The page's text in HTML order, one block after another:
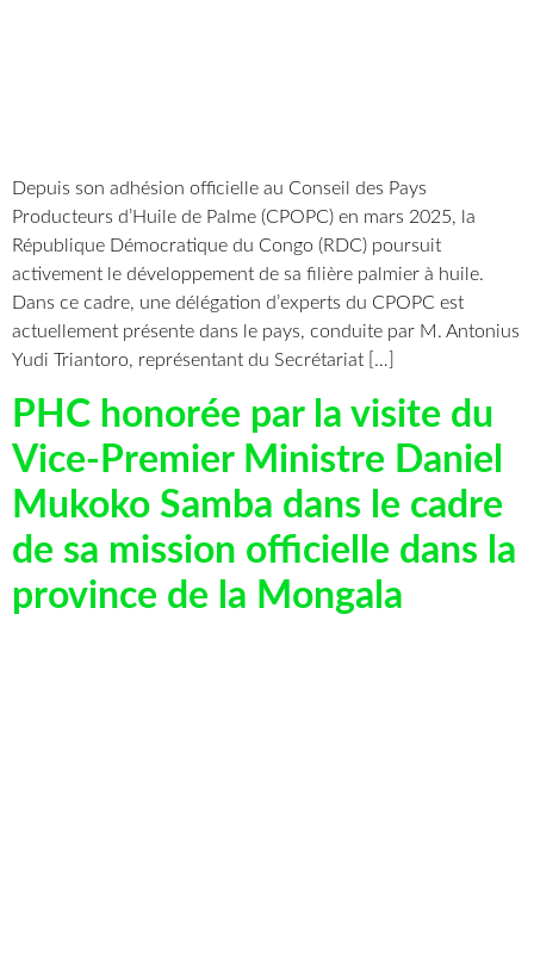
Depuis son adhésion officielle au Conseil des Pays
Producteurs d’Huile de Palme (CPOPC) en mars 2025, la
République Démocratique du Congo (RDC) poursuit
activement le développement de sa filière palmier à huile.
Dans ce cadre, une délégation d’experts du CPOPC est
actuellement présente dans le pays, conduite par M. Antonius
Yudi Triantoro, représentant du Secrétariat […]
PHC honorée par la visite du
Vice-Premier Ministre Daniel
Mukoko Samba dans le cadre
de sa mission officielle dans la
province de la Mongala